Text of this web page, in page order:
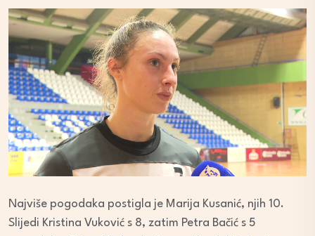
Najviše pogodaka postigla je Marija Kusanić, njih 10.
Slijedi Kristina Vuković s 8, zatim Petra Bačić s 5